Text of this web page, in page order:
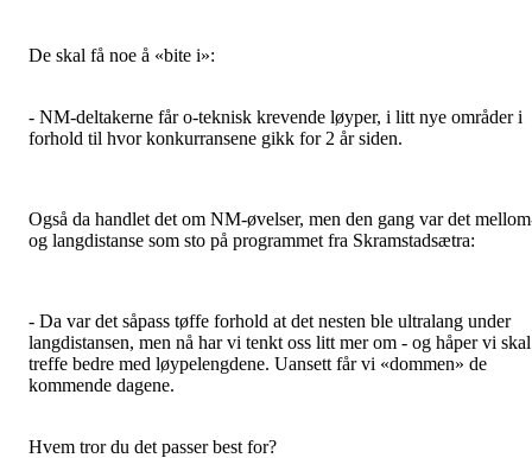
De skal få noe å «bite i»:
- NM-deltakerne får o-teknisk krevende løyper, i litt nye områder i
forhold til hvor konkurransene gikk for 2 år siden.
Også da handlet det om NM-øvelser, men den gang var det
og langdistanse som sto på programmet fra Skramstadsætra:
- Da var det såpass tøffe forhold at det nesten ble ultralang under
langdistansen, men nå har vi tenkt oss litt mer om - og håper vi skal
treffe bedre med løypelengdene. Uansett får vi «dommen» de
kommende dagene.
Hvem tror du det passer best for?